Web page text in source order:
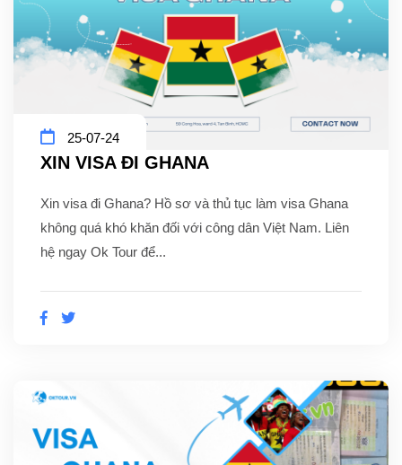
25-07-24
XIN VISA ĐI GHANA
Xin visa đi Ghana? Hồ sơ và thủ tục làm visa Ghana
không quá khó khăn đối với công dân Việt Nam. Liên
hệ ngay Ok Tour để...